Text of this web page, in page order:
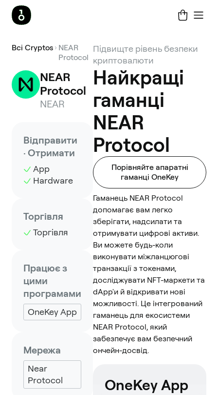
Всі Cryptos
NEAR
Protocol
NEAR
Protocol
NEAR
Відправити
· Отримати
App
Hardware
Торгівля
Торгівля
Працює з
цими
програмами
OneKey App
Мережа
Near
Protocol
Підвищте рівень безпеки
криптовалюти
Найкращі
гаманці
NEAR
Protocol
Порівняйте апаратні
гаманці OneKey
Гаманець NEAR Protocol
допомагає вам легко
зберігати, надсилати та
отримувати цифрові активи.
Ви можете будь-коли
виконувати міжланцюгові
транзакції з токенами,
досліджувати NFT-маркети та
dApp'и й відкривати нові
можливості. Це інтегрований
гаманець для екосистеми
NEAR Protocol, який
забезпечує вам безпечний
ончейн-досвід.
OneKey App